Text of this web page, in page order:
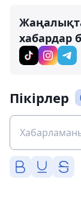
хабардар
Пікірлер